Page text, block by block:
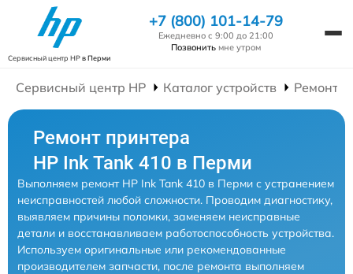
Сервисный центр HPв Перми
+7 (800) 101-14-79
Ежедневно с 9:00 до 21:00
Позвонить мне утром
Сервисный центр HP Каталог устройств Ремонт
Ремонт принтера
HP Ink Tank 410 в Перми
Выполняем ремонт HP Ink Tank 410 в Перми с устранением
неисправностей любой сложности. Проводим диагностику,
выявляем причины поломки, заменяем неисправные
детали и восстанавливаем работоспособность устройства.
Используем оригинальные или рекомендованные
производителем запчасти, после ремонта выполняем